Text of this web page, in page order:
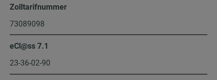
Zolltarifnummer
73089098
eCl@ss 7.1
23-36-02-90